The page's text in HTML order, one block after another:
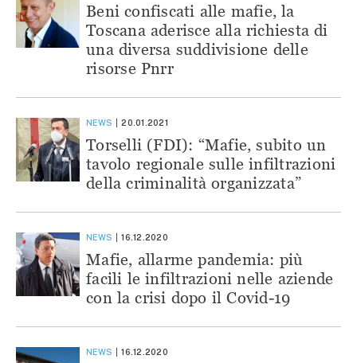
Beni confiscati alle mafie, la
Toscana aderisce alla richiesta di
una diversa suddivisione delle
risorse Pnrr
NEWS 20.01.2021
Torselli (FDI): “Mafie, subito un
tavolo regionale sulle infiltrazioni
della criminalità organizzata”
NEWS 16.12.2020
Mafie, allarme pandemia: più
facili le infiltrazioni nelle aziende
con la crisi dopo il Covid-19
NEWS 16.12.2020